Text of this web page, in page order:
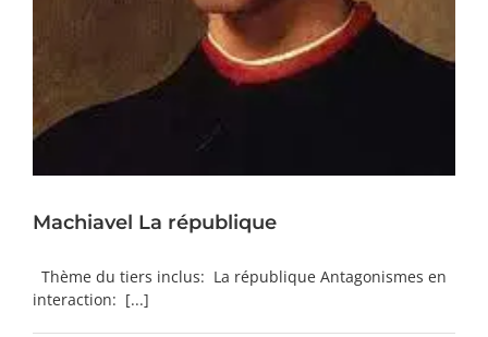
Machiavel La république
Thème du tiers inclus: La république Antagonismes en
interaction: [...]